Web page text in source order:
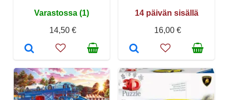
Varastossa (1)
14,50 €
14 päivän sisällä
16,00 €